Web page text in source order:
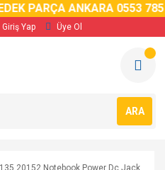
PARÇA ANKARA 0553 785
Giriş Yap Üye Ol
ARA